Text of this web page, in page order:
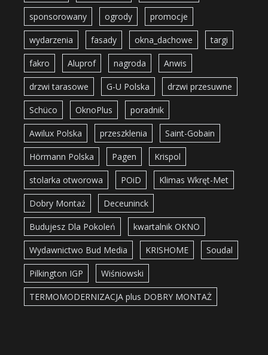
sponsorowany ogrody promocje
wydarzenia fasady okna_dachowe targi
fakro Aluprof nagroda Anwis
drzwi tarasowe G-U Polska drzwi przesuwne
Schüco OknoPlus poradnik
Awilux Polska przeszklenia Saint-Gobain
Hörmann Polska Pagen Krispol
stolarka otworowa POiD Klimas Wkręt-Met
Dobry Montaż Deceuninck
Budujesz Dla Pokoleń kwartalnik OKNO
Wydawnictwo Bud Media KRISHOME Soudal
Pilkington IGP Wiśniowski
TERMOMODERNIZACJA plus DOBRY MONTAŻ